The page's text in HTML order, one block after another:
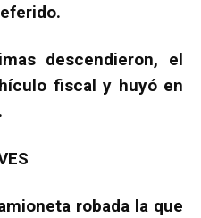
descendieron, el
fiscal y huyó en
robada la que